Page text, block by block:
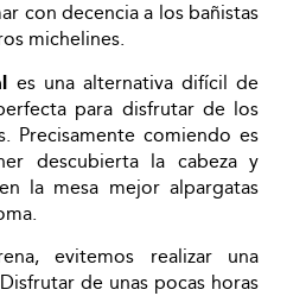
con decencia a los bañistas
michelines.
es una alternativa difícil de
para disfrutar de los
Precisamente comiendo es
descubierta la cabeza y
la mesa mejor alpargatas
evitemos realizar una
de unas pocas horas